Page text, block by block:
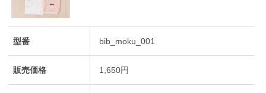
型番 bib_moku_001
販売価格 1,650円